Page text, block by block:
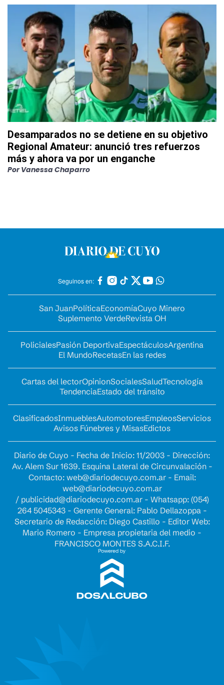
Desamparados no se detiene en su objetivo
Regional Amateur: anunció tres refuerzos
más y ahora va por un enganche
Por Vanessa Chaparro
Seguinos en:
San JuanPolíticaEconomíaCuyo Minero
Suplemento VerdeRevista OH
PolicialesPasión DeportivaEspectáculosArgentina
El MundoRecetasEn las redes
Cartas del lectorOpinionSocialesSaludTecnología
TendenciaEstado del tránsito
ClasificadosInmueblesAutomotoresEmpleosServicios
Avisos Fúnebres y MisasEdictos
Diario de Cuyo - Fecha de Inicio: 11/2003 - Dirección:
Av. Alem Sur 1639. Esquina Lateral de Circunvalación -
Contacto: web@diariodecuyo.com.ar- Email:
web@diariodecuyo.com.ar
/ publicidad@diariodecuyo.com.ar- Whatsapp: (054)
264 5045343 - Gerente General: Pablo Dellazoppa -
Secretario de Redacción: Diego Castillo - Editor Web:
Mario Romero - Empresa propietaria del medio -
FRANCISCO MONTES S.A.C.I.F.